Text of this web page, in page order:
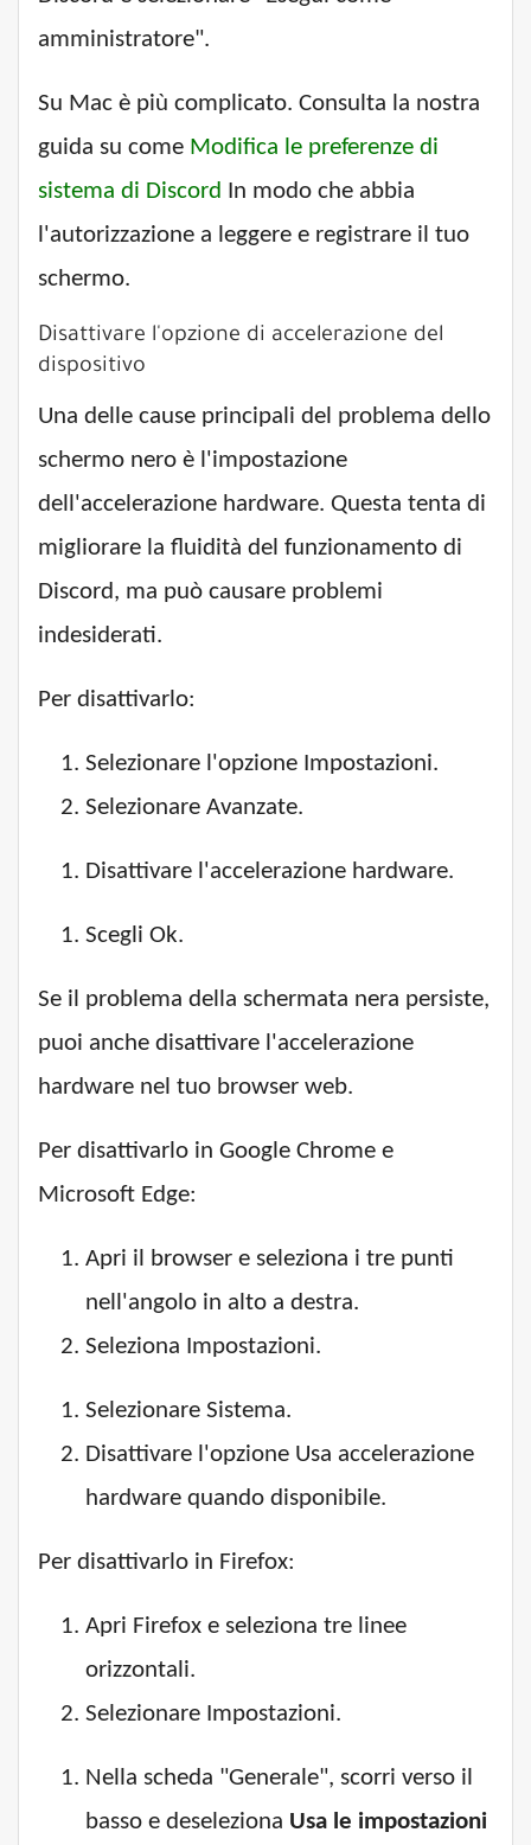
amministratore".
Su Mac è più complicato. Consulta la nostra
guida su come Modifica le preferenze di
sistema di Discord In modo che abbia
l'autorizzazione a leggere e registrare il tuo
schermo.
Disattivare l'opzione di accelerazione del
dispositivo
Una delle cause principali del problema dello
schermo nero è l'impostazione
dell'accelerazione hardware. Questa tenta di
migliorare la fluidità del funzionamento di
Discord, ma può causare problemi
indesiderati.
Per disattivarlo:
Selezionare l'opzione Impostazioni.
Selezionare Avanzate.
Disattivare l'accelerazione hardware.
Scegli Ok.
Se il problema della schermata nera persiste,
puoi anche disattivare l'accelerazione
hardware nel tuo browser web.
Per disattivarlo in Google Chrome e
Microsoft Edge:
Apri il browser e seleziona i tre punti
nell'angolo in alto a destra.
Seleziona Impostazioni.
Selezionare Sistema.
Disattivare l'opzione Usa accelerazione
hardware quando disponibile.
Per disattivarlo in Firefox:
Apri Firefox e seleziona tre linee
orizzontali.
Selezionare Impostazioni.
Nella scheda "Generale", scorri verso il
basso e deseleziona Usa le impostazioni